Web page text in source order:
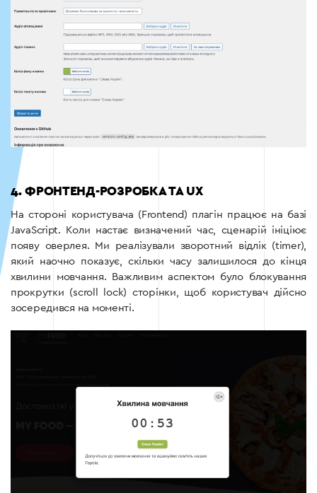
4. ФРОНТЕНД-РОЗРОБКА ТА UX
На стороні користувача (Frontend) плагін працює на базі
JavaScript. Коли настає визначений час, сценарій ініціює
появу оверлея. Ми реалізували зворотний відлік (timer),
який наочно показує, скільки часу залишилося до кінця
хвилини мовчання. Важливим аспектом було блокування
прокрутки (scroll lock) сторінки, щоб користувач дійсно
зосередився на моменті.